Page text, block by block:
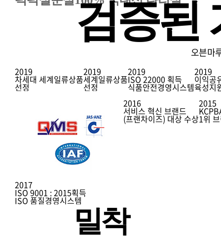
검증된
오븐마
2019
차세대 세계일류상품
선정
2019
세계일류상품
선정
2019
ISO 22000 획득
식품안전경영시스템
2019
이익공
육성지
2017
ISO 9001 : 2015획득
ISO 품질경영시스템
2016
서비스 혁신 브랜드
(프랜차이즈) 대상 수상
2015
1위
밀착